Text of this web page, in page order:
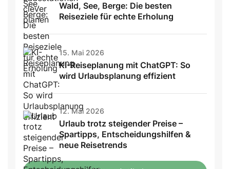
Wald, See, Berge: Die besten
Reiseziele für echte Erholung
15. Mai 2026
KI-Reiseplanung mit ChatGPT: So
wird Urlaubsplanung effizient
12. Mai 2026
Urlaub trotz steigender Preise –
Spartipps, Entscheidungshilfen &
neue Reisetrends